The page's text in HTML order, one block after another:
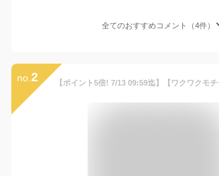
全てのおすすめコメント（4件）
no. 2